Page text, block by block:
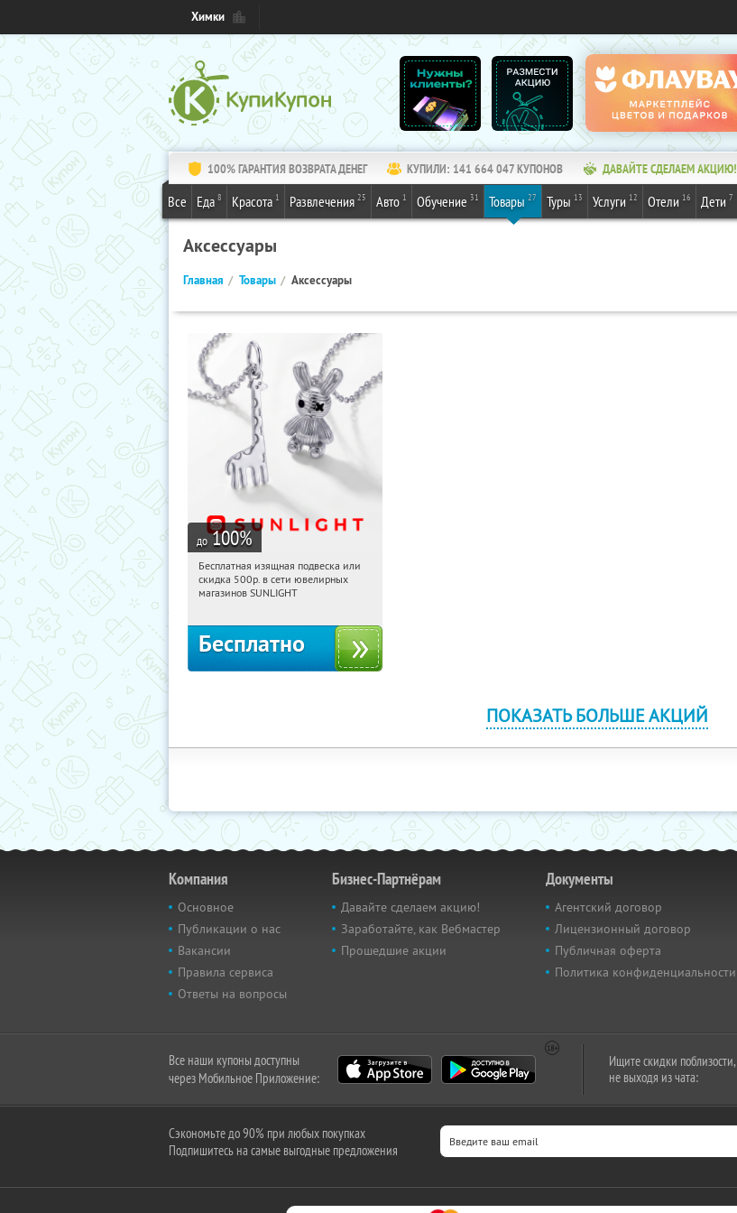
Химки
100% ГАРАНТИЯ ВОЗВРАТА ДЕНЕГ КУПИЛИ: 141 664 047КУПОНОВ ДАВАЙТЕ СДЕЛАЕМ АКЦИЮ!
Все Еда 8 Красота 1 Развлечения 25 Авто 1 Обучение 31 Товары 27 Туры 13 Услуги 12 Отели 16 Дети 7
Аксессуары
Главная Товары Аксессуары
до 100%
15:36:33 Получили:
Россия
Бесплатная изящная подвеска или
скидка 500р. в сети ювелирных
магазинов SUNLIGHT
Бесплатно
ПОКАЗАТЬ БОЛЬШЕ АКЦИЙ
Компания
Основное
Публикации о нас
Вакансии
Правила сервиса
Ответы на вопросы
Бизнес-Партнёрам
Давайте сделаем акцию!
Заработайте, как Вебмастер
Прошедшие акции
Документы
Агентский договор
Лицензионный договор
Публичная оферта
Политика конфиденциальности
Все наши купоны доступны
через Мобильное Приложение:
Ищите скидки поблизости,
не выходя из чата:
Сэкономьте до 90% при любых покупках
Подпишитесь на самые выгодные предложения